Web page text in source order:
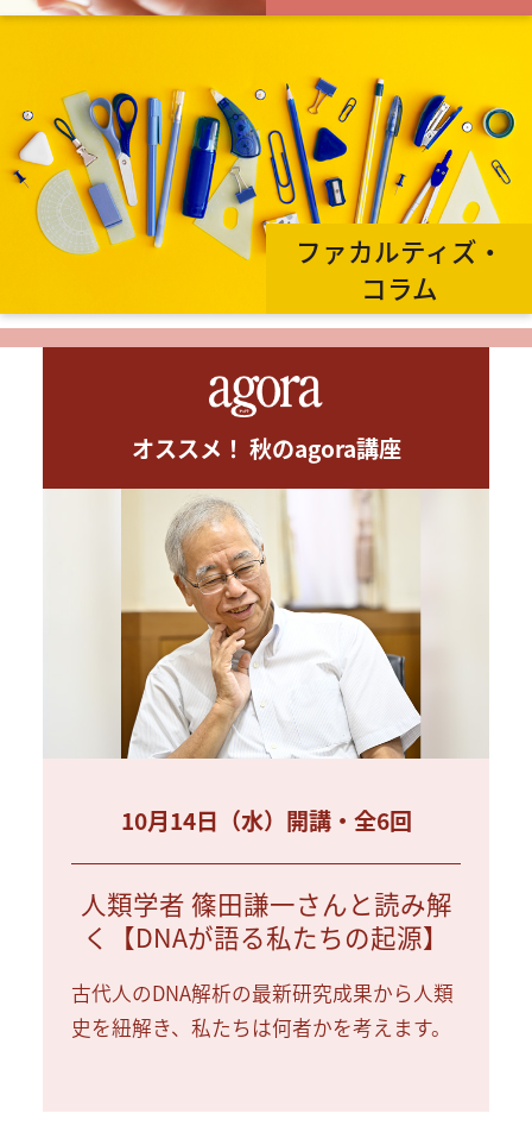
ファカルティズ・
コラム
オススメ！ 秋のagora講座
10月14日（水）開講・全6回
人類学者 篠田謙一さんと読み解
く【DNAが語る私たちの起源】
古代人のDNA解析の最新研究成果から人類
史を紐解き、私たちは何者かを考えます。